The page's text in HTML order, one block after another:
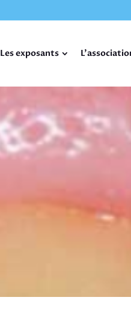
Les exposants